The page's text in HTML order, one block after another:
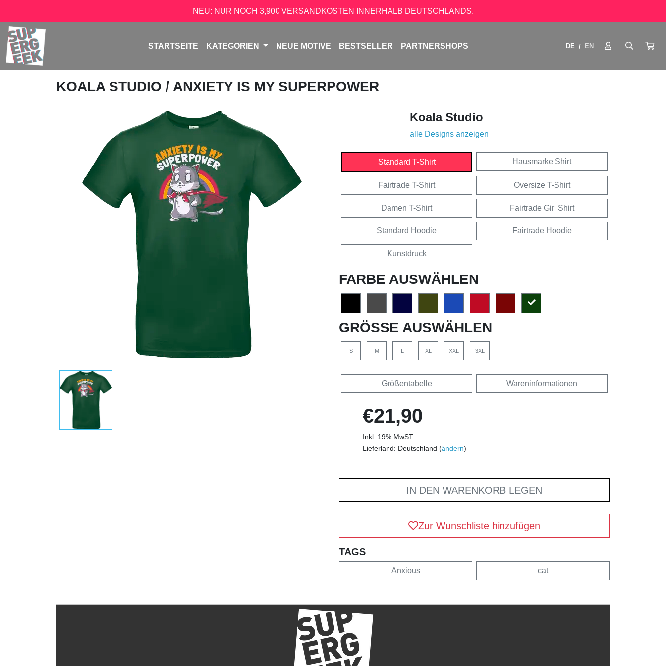
NEU: NUR NOCH 3,90€ VERSANDKOSTEN INNERHALB DEUTSCHLANDS.
STARTSEITE KATEGORIEN NEUE MOTIVE BESTSELLER PARTNERSHOPS DE / EN
KOALA STUDIO / ANXIETY IS MY SUPERPOWER
Koala Studio
alle Designs anzeigen
Standard T-Shirt Hausmarke Shirt
Fairtrade T-Shirt Oversize T-Shirt
Damen T-Shirt Fairtrade Girl Shirt
Standard Hoodie Fairtrade Hoodie
Kunstdruck
FARBE AUSWÄHLEN
GRÖSSE AUSWÄHLEN
S M L XL XXL 3XL
Größentabelle Wareninformationen
€21,90
Inkl. 19% MwST
Lieferland: Deutschland (ändern)
IN DEN WARENKORB LEGEN
Zur Wunschliste hinzufügen
TAGS
Anxious cat